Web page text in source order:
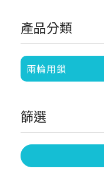
產品分類
兩輪用鎖
篩選